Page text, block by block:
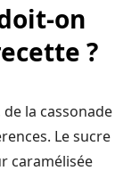
on
?
la cassonade
Le sucre
caramélisée